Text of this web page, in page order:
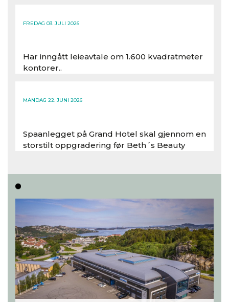
FREDAG 03. JULI 2026
Har inngått leieavtale om 1.600 kvadratmeter
kontorer..
MANDAG 22. JUNI 2026
Spaanlegget på Grand Hotel skal gjennom en
storstilt oppgradering før Beth´s Beauty
Les hele artikkelen